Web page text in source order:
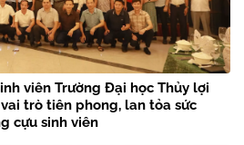
viên Trường Đại học Thủy lợi
trò tiên phong, lan tỏa sức
cựu sinh viên